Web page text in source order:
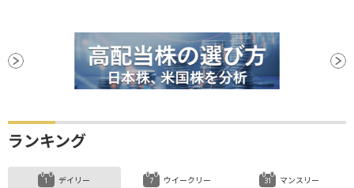
ランキング
デイリー ウイークリー マンスリー